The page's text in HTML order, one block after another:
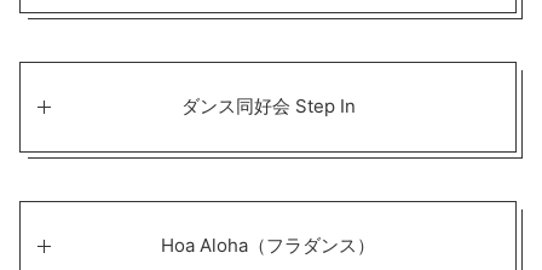
ダンス同好会 Step In
Hoa Aloha（フラダンス）